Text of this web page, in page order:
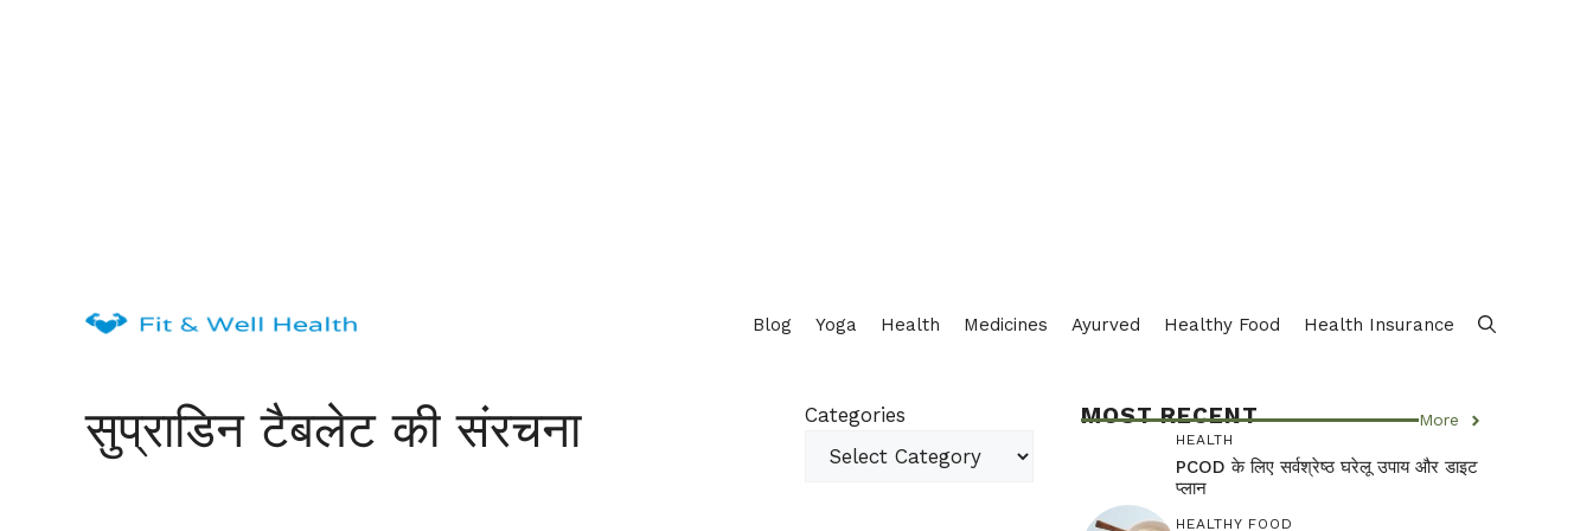
Blog Yoga Health Medicines Ayurved Healthy Food Health Insurance
सुप्राडिन टैबलेट की संरचना Categories MOST RECENT More
HEALTH
PCOD के लिए सर्वश्रेष्ठ घरेलू उपाय और डाइट
प्लान
HEALTHY FOOD